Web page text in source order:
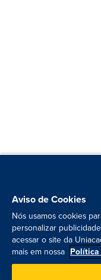
Aviso de Cookies
Nós usamos cookies
personalizar
acessar o site da
mais em nossa